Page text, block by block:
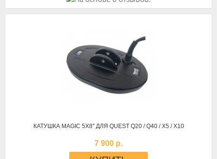
КАТУШКА MAGIC 5Х8'' ДЛЯ QUEST Q20 / Q40 / X5 / X10
7 900 р.